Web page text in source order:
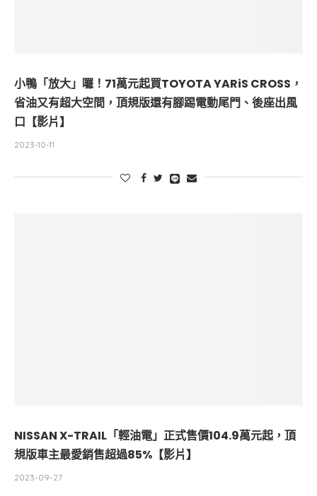
小鴨「放大」囉！71萬元起買TOYOTA YARiS CROSS，
省油又有超大空間，頂規版還有腳踢電動尾門、後座出風
口【影片】
2023-10-11
NISSAN X-TRAIL「輕油電」正式售價104.9萬元起，頂
規版車主最愛銷售超過85%【影片】
2023-09-27